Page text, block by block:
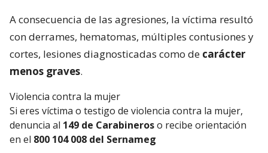
A consecuencia de las agresiones, la víctima resultó
con derrames, hematomas, múltiples contusiones y
cortes, lesiones diagnosticadas como de carácter
menos graves.
Violencia contra la mujer
Si eres víctima o testigo de violencia contra la mujer,
denuncia al 149 de Carabineroso recibe orientación
en el 800 104 008 del Sernameg